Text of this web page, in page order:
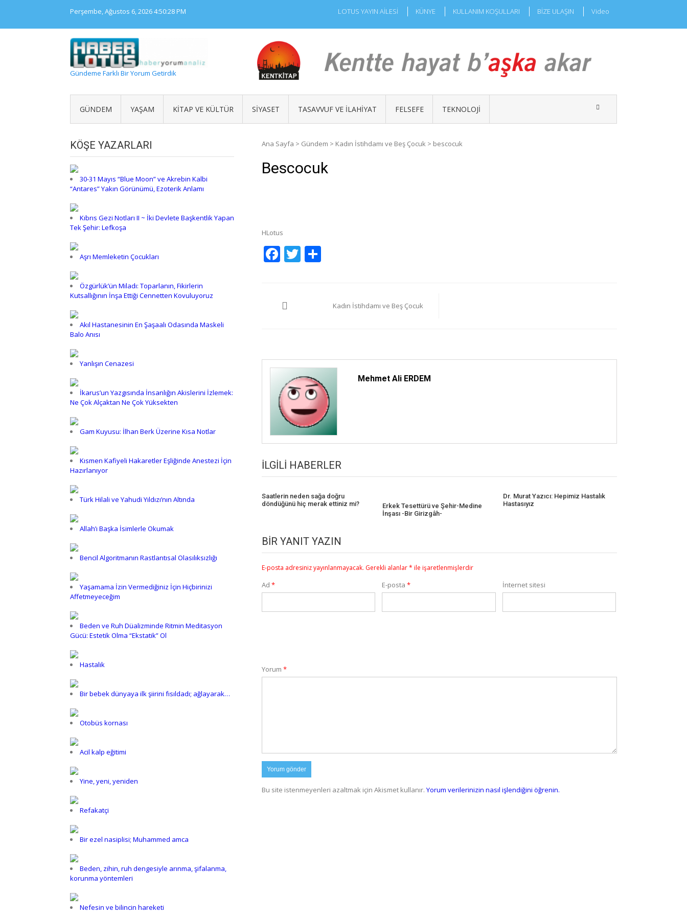
Perşembe, Ağustos 6, 20264:50:28 PM LOTUS YAYIN AİLESİ KÜNYE KULLANIM KOŞULLARI BİZE ULAŞIN Video
Gündeme Farklı Bir Yorum Getirdik
GÜNDEM YAŞAM KITAP VE KÜLTÜR SIYASET TASAVVUF VE İLAHIYAT FELSEFE TEKNOLOJI
Ana Sayfa > Gündem > Kadın İstihdamı ve Beş Çocuk> bescocuk
Bescocuk
HLotus
Facebook
Twitter
Share
gezinmesiKadın İstihdamı ve Beş Çocuk
Mehmet Ali ERDEM
İLGILI HABERLER
Saatlerin neden sağa doğru
döndüğünü hiç merak ettiniz mi?
Erkek Tesettürü ve Şehir-Medine
İnşası -Bir Girizgâh-
Dr. Murat Yazıcı: Hepimiz Hastalık
Hastasıyız
BIR YANIT YAZIN
E-posta adresiniz yayınlanmayacak. Gerekli alanlar* ile işaretlenmişlerdir
Ad * E-posta* İnternet sitesi
Yorum *
Bu site istenmeyenleri azaltmak için Akismet kullanır. Yorum verilerinizin nasıl işlendiğini öğrenin.
KÖŞE YAZARLARI
30-31 Mayıs “Blue Moon” ve Akrebin Kalbi
“Antares” Yakın Görünümü, Ezoterik Anlamı
Kıbrıs Gezi Notları II ~ İki Devlete Başkentlik Yapan
Tek Şehir: Lefkoşa
Aşrı Memleketin Çocukları
Özgürlük’ün Miladı: Toparlanın, Fikirlerin
Kutsallığının İnşa Ettiği Cennetten Kovuluyoruz
Akıl Hastanesinin En Şaşaalı Odasında Maskeli
Balo Anısı
Yanlışın Cenazesi
İkarus’un Yazgısında İnsanlığın Akislerini İzlemek:
Ne Çok Alçaktan Ne Çok Yüksekten
Gam Kuyusu: İlhan Berk Üzerine Kısa Notlar
Kısmen Kafiyeli Hakaretler Eşliğinde Anestezi İçin
Hazırlanıyor
Türk Hilali ve Yahudi Yıldızı’nın Altında
Allah’ı Başka İsimlerle Okumak
Bencil Algoritmanın Rastlantısal Olasılıksızlığı
Yaşamama İzin Vermediğiniz İçin Hiçbirinizi
Affetmeyeceğim
Beden ve Ruh Düalizminde Ritmin Meditasyon
Gücü: Estetik Olma “Ekstatik” Ol
Hastalık
Bir bebek dünyaya ilk şiirini fısıldadı; ağlayarak…
Otobüs kornası
Acil kalp eğitimi
Yine, yeni, yeniden
Refakatçi
Bir ezel nasiplisi; Muhammed amca
Beden, zihin, ruh dengesiyle arınma, şifalanma,
korunma yöntemleri
Nefesin ve bilincin hareketi